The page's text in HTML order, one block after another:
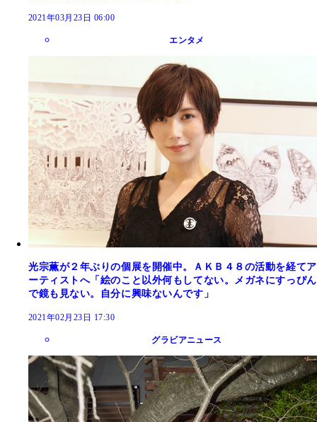
2021年03月23日 06:00
エンタメ
光宗薫が２年ぶりの個展を開催中。ＡＫＢ４８の活動を経てア
ーティストへ「絵のこと以外何もしてない。メガネにすっぴん
で鏡も見ない。自分に興味ないんです」
2021年02月23日 17:30
グラビアニュース